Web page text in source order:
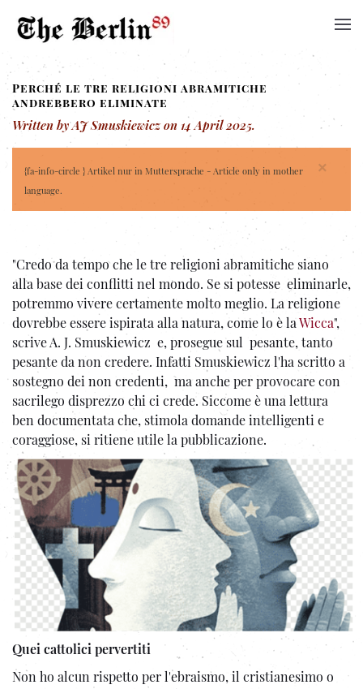
Perché le tre religioni abramitiche
andrebbero eliminate
Written by AJ Smuskiewicz on 14 April 2025.
×
{fa-info-circle } Artikel nur in Muttersprache - Article only in mother
language.
"Credo da tempo che le tre religioni abramitiche siano
alla base dei conflitti nel mondo. Se si potesse eliminarle,
potremmo vivere certamente molto meglio. La religione
dovrebbe essere ispirata alla natura, come lo è laWicca",
scrive A. J. Smuskiewicz e, prosegue sul pesante, tanto
pesante da non credere. Infatti Smuskiewicz l'ha scritto a
sostegno dei non credenti, ma anche per provocare con
sacrilego disprezzo chi ci crede. Siccome è una lettura
ben documentata che, stimola domande intelligenti e
coraggiose, si ritiene utile la pubblicazione.
Quei cattolici pervertiti
Non ho alcun rispetto per l'ebraismo, il cristianesimo o